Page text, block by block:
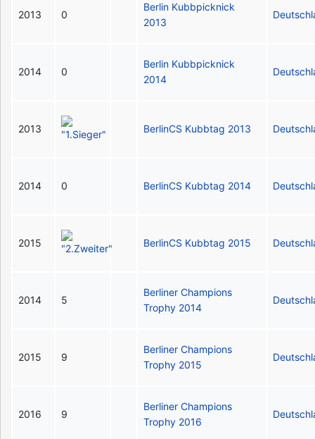
2013 0
Berlin Kubbpicknick
2013
2014 0
Berlin Kubbpicknick
2014
2013 BerlinCS Kubbtag 2013
2014 0 BerlinCS Kubbtag 2014
2015 BerlinCS Kubbtag 2015
2014 5
Berliner Champions
Trophy 2014
2015 9
Berliner Champions
Trophy 2015
2016 9
Berliner Champions
Trophy 2016